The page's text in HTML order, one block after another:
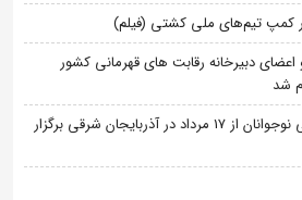
کمپ تیم‌های ملی کشتی (فیلم)
دبیرخانه رقابت های قهرمانی کشور
شد
اردوی تیم ملی کشتی ساحلی نوجوانان از 17 مرداد در آذربایجان شرقی برگزار